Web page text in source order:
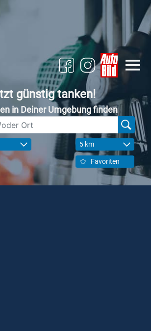
günstig tanken!
in Deiner Umgebung finden
5 km
Favoriten